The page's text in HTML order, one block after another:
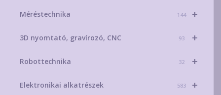
+
Méréstechnika 144
+
3D nyomtató, gravírozó, CNC 93
+
Robottechnika 32
+
Elektronikai alkatrészek 583